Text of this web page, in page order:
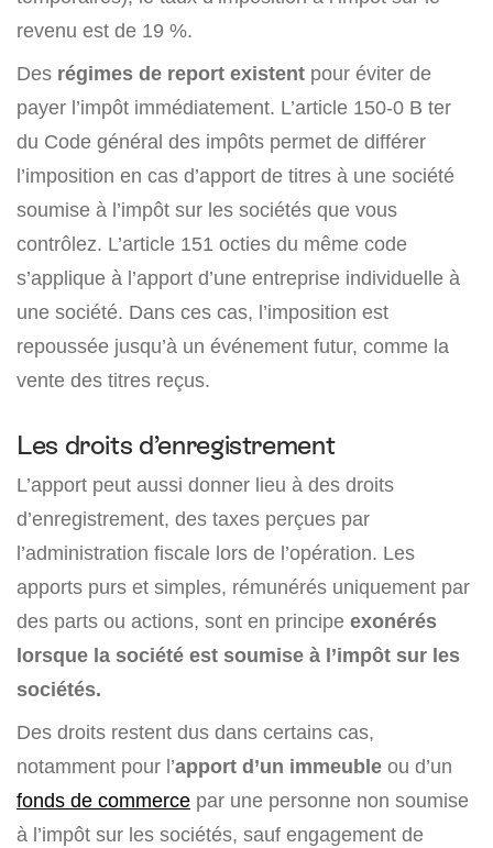
revenu est de 19 %.
Des régimes de report existent pour éviter de
payer l’impôt immédiatement. L’article 150-0 B ter
du Code général des impôts permet de différer
l’imposition en cas d’apport de titres à une société
soumise à l’impôt sur les sociétés que vous
contrôlez. L’article 151 octies du même code
s’applique à l’apport d’une entreprise individuelle à
une société. Dans ces cas, l’imposition est
repoussée jusqu’à un événement futur, comme la
vente des titres reçus.
Les droits d’enregistrement
L’apport peut aussi donner lieu à des droits
d’enregistrement, des taxes perçues par
l’administration fiscale lors de l’opération. Les
apports purs et simples, rémunérés uniquement par
des parts ou actions, sont en principe exonérés
lorsque la société est soumise à l’impôt sur les
sociétés.
Des droits restent dus dans certains cas,
notamment pour l’apport d’un immeuble ou d’un
fonds de commerce par une personne non soumise
à l’impôt sur les sociétés, sauf engagement de